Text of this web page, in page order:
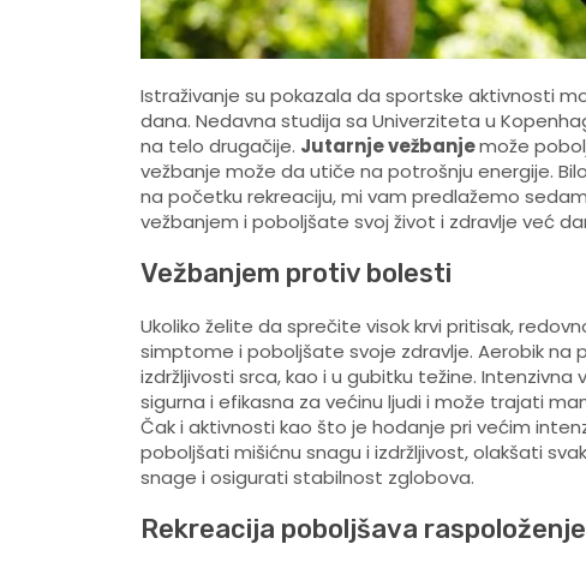
Istraživanje su pokazala da sportske aktivnosti
dana. Nedavna studija sa Univerziteta u
na telo drugačije. Jutarnje vežbanjemože
vežbanje može da utiče na potrošnju energije.
na početku rekreaciju, mi vam predlažemo
vežbanjem i poboljšate svoj život i zdravlje već
Vežbanjem protiv bolesti
Ukoliko želite da sprečite visok krvi pritisak,
simptome i poboljšate svoje zdravlje. Aerobik na
izdržljivosti srca, kao i u gubitku težine.
sigurna i efikasna za većinu ljudi i može trajati
Čak i aktivnosti kao što je hodanje pri većim
poboljšati mišićnu snagu i izdržljivost, olakšati
snage i osigurati stabilnost zglobova.
Rekreacija poboljšava raspoloženje